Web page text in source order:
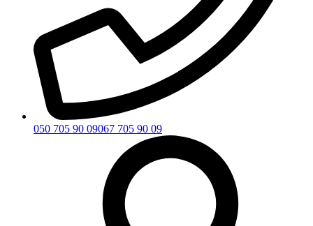
050 705 90 09067 705 90 09